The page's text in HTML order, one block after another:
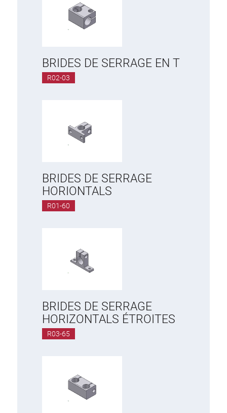
BRIDES DE SERRAGE EN T
R02-03
BRIDES DE SERRAGE
HORIONTALS
R01-60
BRIDES DE SERRAGE
HORIZONTALS ÉTROITES
R03-65